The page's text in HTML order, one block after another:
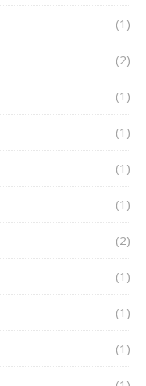
(1)
(2)
(1)
(1)
(1)
(1)
(2)
(1)
(1)
(1)